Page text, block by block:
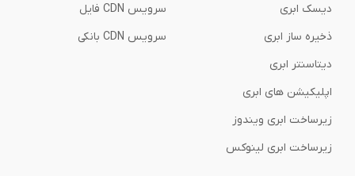
دیسک ابری
ذخیره ساز ابری
دیتاسنتر ابری
اپلیکیشن های ابری
زیرساخت ابری ویندوز
زیرساخت ابری لینوکس
سرویس CDN فایل
سرویس CDN بانکی